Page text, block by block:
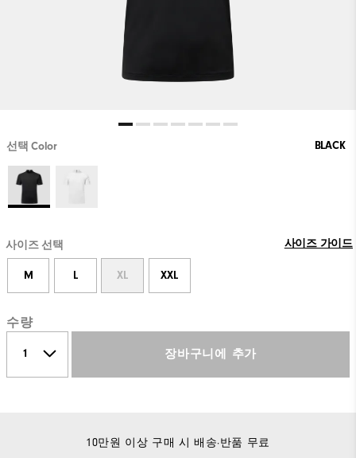
선택 Color BLACK
사이즈 선택 사이즈 가이드
M L XL XXL
수량
장바구니에 추가
10만원 이상 구매 시 배송·반품 무료